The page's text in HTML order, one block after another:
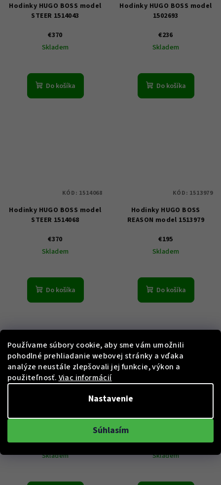
Používame súbory cookie, aby sme vám umožnili
pohodlné prehliadanie webovej stránky a vďaka
analýze neustále zlepšovali jej funkcie, výkon a
použiteľnosť. Viac informácií
Nastavenie
Súhlasím
Hodinky HUGO BOSS model
STEER 1514043
€370
Skladem
Do košíka
Hodinky HUGO BOSS model
1502693
€236
Skladem
Do košíka
Hodinky HUGO BOSS model
STEER 1514068
€370
Skladem
Do košíka
KÓD: 1514068
Hodinky HUGO BOSS
REASON model 1513979
€195
Skladem
Do košíka
KÓD: 1513979
€318
Skladem
1513971
€195
Skladem